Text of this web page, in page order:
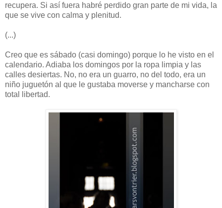
recupera. Si así fuera habré perdido gran parte de mi vida, la
que se vive con calma y plenitud.
(...)
Creo que es sábado (casi domingo) porque lo he visto en el
calendario. Adiaba los domingos por la ropa limpia y las
calles desiertas. No, no era un guarro, no del todo, era un
niño juguetón al que le gustaba moverse y mancharse con
total libertad.